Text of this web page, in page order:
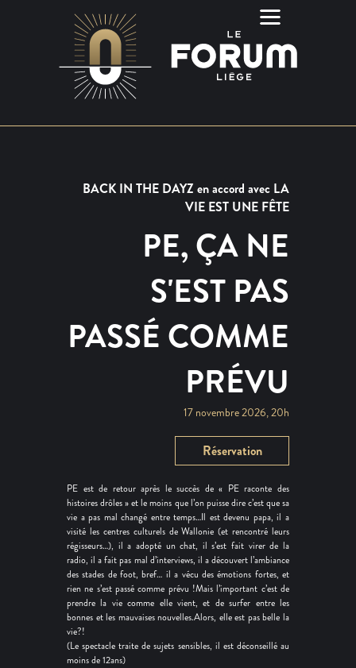
BACK IN THE DAYZ en accord avec LA
VIE EST UNE FÊTE
PE, ÇA NE
S'EST PAS
PASSÉ COMME
PRÉVU
17 novembre 2026, 20h
Réservation
PE est de retour après le succès de « PE raconte des
histoires drôles » et le moins que l’on puisse dire c’est que sa
vie a pas mal changé entre temps…Il est devenu papa, il a
visité les centres culturels de Wallonie (et rencontré leurs
régisseurs…), il a adopté un chat, il s’est fait virer de la
radio, il a fait pas mal d’interviews, il a découvert l’ambiance
des stades de foot, bref… il a vécu des émotions fortes, et
rien ne s’est passé comme prévu !Mais l’important c’est de
prendre la vie comme elle vient, et de surfer entre les
bonnes et les mauvaises nouvelles.Alors, elle est pas belle la
vie?!
(Le spectacle traite de sujets sensibles, il est déconseillé au
moins de 12ans)